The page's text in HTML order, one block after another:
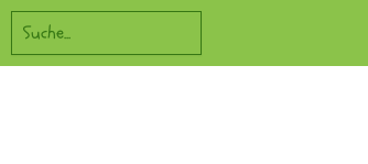
Zum
Inhalt
springen
Suchen